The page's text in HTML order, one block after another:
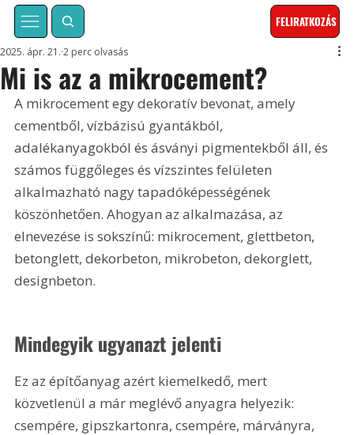
FELIRATKOZÁS
Mi is az a mikrocement?
2025. ápr. 21. 2 perc olvasás
A mikrocement egy dekoratív bevonat, amely
cementből, vízbázisú gyantákból,
adalékanyagokból és ásványi pigmentekből áll, és
számos függőleges és vízszintes felületen
alkalmazható nagy tapadóképességének
köszönhetően. Ahogyan az alkalmazása, az
elnevezése is sokszínű: mikrocement, glettbeton,
betonglett, dekorbeton, mikrobeton, dekorglett,
designbeton.
Mindegyik ugyanazt jelenti
Ez az építőanyag azért kiemelkedő, mert
közvetlenül a már meglévő anyagra helyezik:
csempére, gipszkartonra, csempére, márványra,